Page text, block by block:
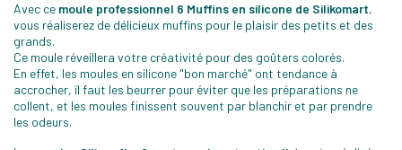
Avec ce moule professionnel 6 Muffins en silicone de Silikomart,
vous réaliserez de délicieux muffins pour le plaisir des petits et des
grands.
Ce moule réveillera votre créativité pour des goûters colorés.
En effet, les moules en silicone "bon marché" ont tendance à
accrocher, il faut les beurrer pour éviter que les préparations ne
collent, et les moules finissent souvent par blanchir et par prendre
les odeurs.